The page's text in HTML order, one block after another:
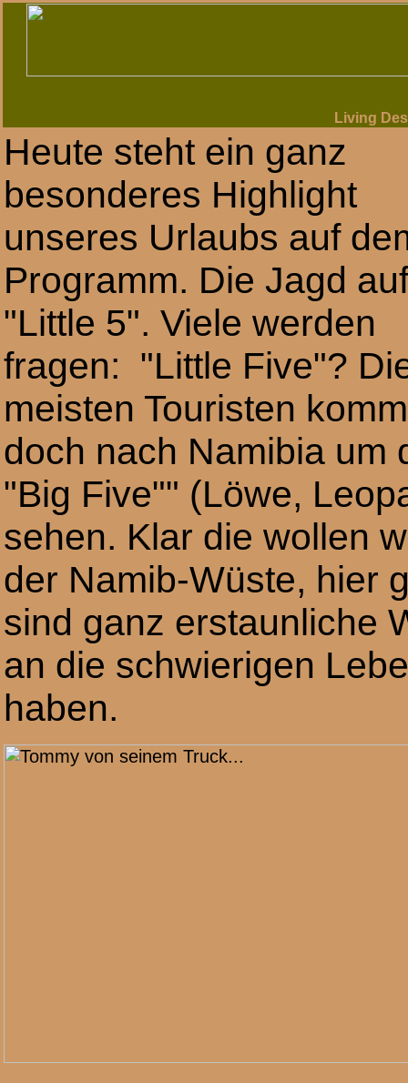
Living
Heute steht ein ganz
besonderes Highlight
unseres Urlaubs auf
Programm. Die Jagd
"Little 5". Viele werden
fragen: "Little Five"?
meisten Touristen
doch nach Namibia um
"Big Five"" (Löwe,
sehen. Klar die wollen
der Namib-Wüste, hier
sind ganz erstaunliche
an die schwierigen
haben.